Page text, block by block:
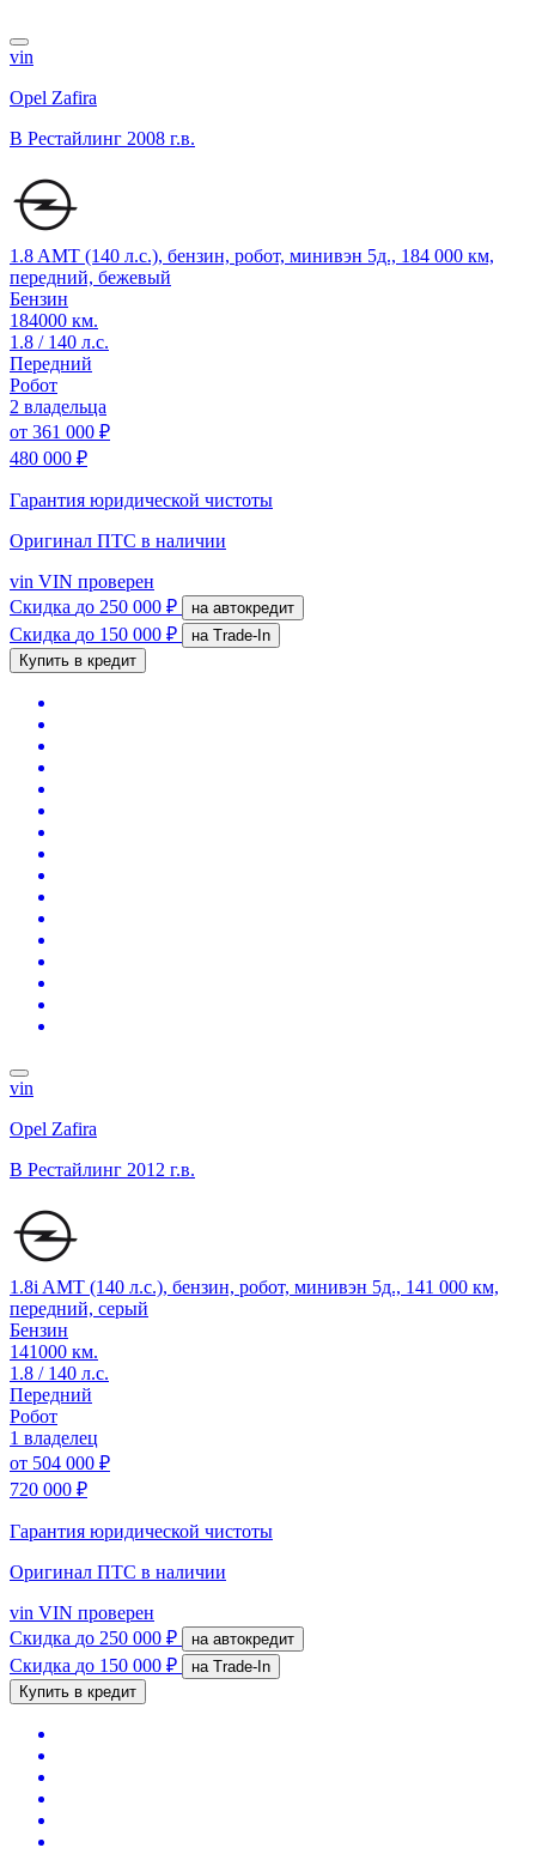
vin
Opel Zafira
B Рестайлинг 2008 г.в.
1.8 AMT (140 л.с.), бензин, робот, минивэн 5д., 184 000 км,
передний, бежевый
Бензин
184000 км.
1.8 / 140 л.с.
Передний
Робот
2 владельца
от 361 000 ₽
480 000 ₽
Гарантия юридической чистоты
Оригинал ПТС в наличии
vin VIN проверен
Скидка до 250 000 ₽ на автокредит
Скидка до 150 000 ₽
на Trade-In
Купить в кредит
vin
Opel Zafira
B Рестайлинг 2012 г.в.
1.8i AMT (140 л.с.), бензин, робот, минивэн 5д., 141 000 км,
передний, серый
Бензин
141000 км.
1.8 / 140 л.с.
Передний
Робот
1 владелец
от 504 000 ₽
720 000 ₽
Гарантия юридической чистоты
Оригинал ПТС в наличии
vin VIN проверен
Скидка до 250 000 ₽ на автокредит
Скидка до 150 000 ₽
на Trade-In
Купить в кредит